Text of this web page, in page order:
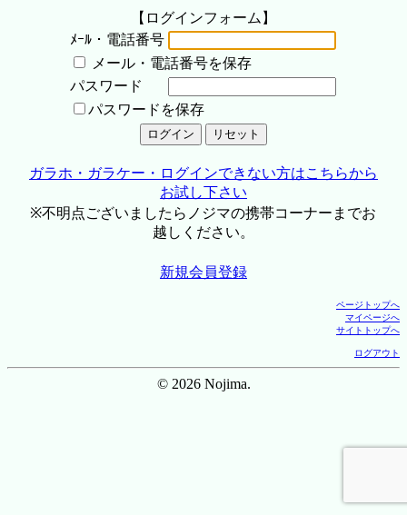
【ログインフォーム】
ﾒｰﾙ・電話番号
メール・電話番号を保存
パスワード
パスワードを保存
ガラホ・ガラケー・ログインできない方はこちらから
お試し下さい
※不明点ございましたらノジマの携帯コーナーまでお
越しください。
新規会員登録
ページトップへ
マイページへ
サイトトップへ
ログアウト
© 2026 Nojima.